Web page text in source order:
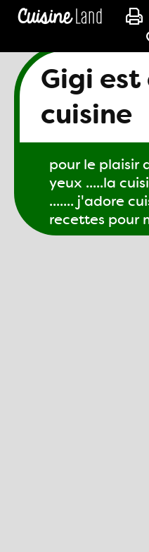
Gigi est
cuisine
pour le plaisir
yeux .....la
....... j'adore
recettes pour